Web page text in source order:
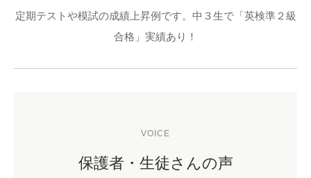
定期テストや模試の成績上昇例です。中３生で「英検準２級
合格」実績あり！
VOICE
保護者・生徒さんの声